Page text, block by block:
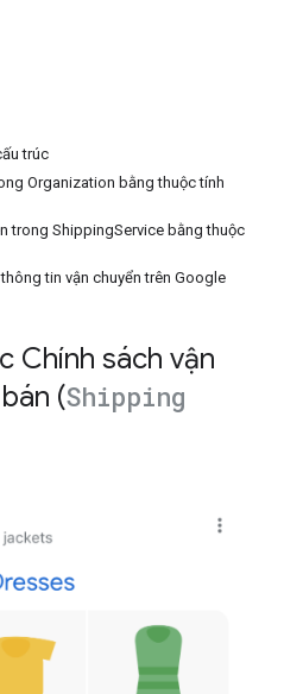
trúc
Organization bằng thuộc tính
trong ShippingService bằng thuộc
tin vận chuyển trên Google
Chính sách vận
(Shipping